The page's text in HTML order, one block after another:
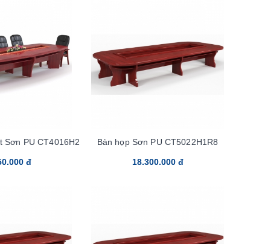
Sơn PU CT4016H2
đ
Bàn họp Sơn PU CT5022H1R8
18.300.000 đ